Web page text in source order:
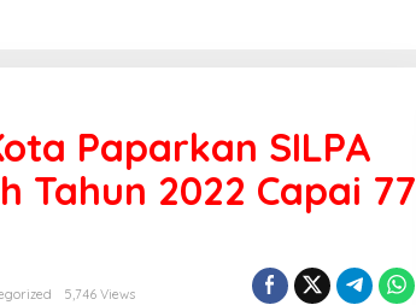
Paparkan SILPA
Tahun 2022 Capai 77
5,746 Views